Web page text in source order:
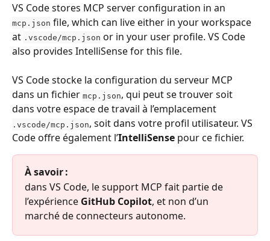
VS Code stores MCP server configuration in an
mcp.json file, which can live either in your workspace
at .vscode/mcp.json or in your user profile. VS Code
also provides IntelliSense for this file.
VS Code stocke la configuration du serveur MCP
dans un fichier mcp.json, qui peut se trouver soit
dans votre espace de travail à l’emplacement
.vscode/mcp.json, soit dans votre profil utilisateur. VS
Code offre également l’IntelliSense pour ce fichier.
À savoir :
dans VS Code, le support MCP fait partie de
l’expérience GitHub Copilot, et non d’un
marché de connecteurs autonome.